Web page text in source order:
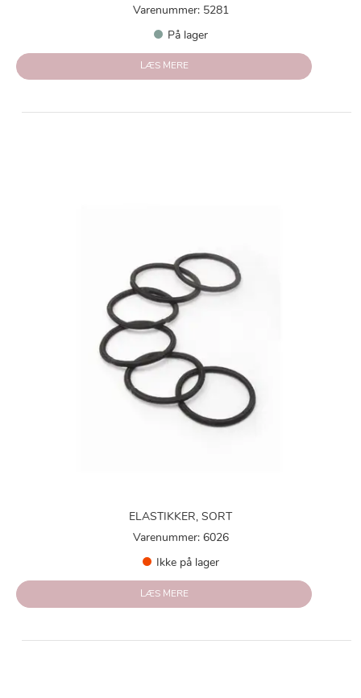
Varenummer: 5281
På lager
LÆS MERE
ELASTIKKER, SORT
Varenummer: 6026
Ikke på lager
LÆS MERE